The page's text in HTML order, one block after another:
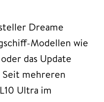
Dreame
Modellen wie
oder das Update
Seit mehreren
Ultra im